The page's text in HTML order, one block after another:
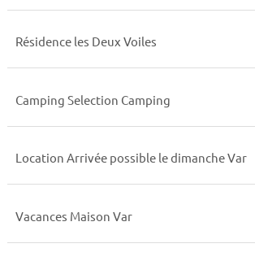
Résidence les Deux Voiles
Camping Selection Camping
Location Arrivée possible le dimanche Var
Vacances Maison Var